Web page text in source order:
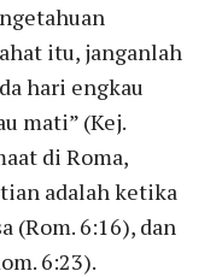
itu, janganlah
hari engkau
mati” (Kej.
di Roma,
adalah ketika
(Rom. 6:16), dan
6:23).